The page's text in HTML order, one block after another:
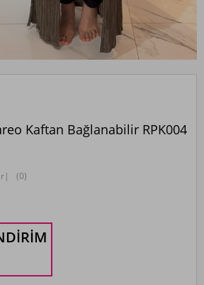
Kaftan Bağlanabilir RPK004
| (0)